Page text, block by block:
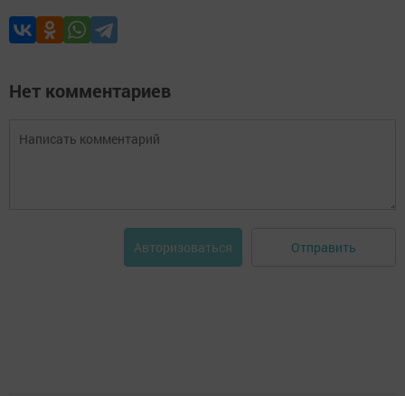
Нет комментариев
Авторизоваться Отправить